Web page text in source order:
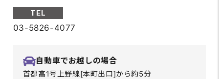
TEL
03-5826-4077
自動車でお越しの場合
首都高1号上野線[本町出口]から約5分